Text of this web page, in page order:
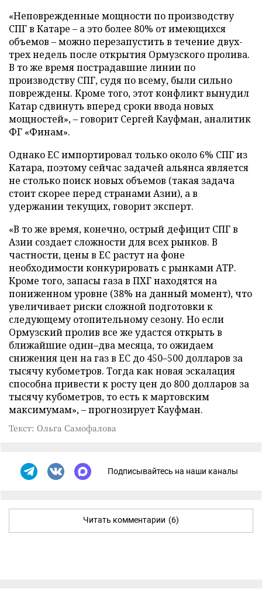
«Неповрежденные мощности по производству
СПГ в Катаре – а это более 80% от имеющихся
объемов – можно перезапустить в течение двух-
трех недель после открытия Ормузского пролива.
В то же время пострадавшие линии по
производству СПГ, судя по всему, были сильно
повреждены. Кроме того, этот конфликт вынудил
Катар сдвинуть вперед сроки ввода новых
мощностей», – говорит Сергей Кауфман, аналитик
ФГ «Финам».
Однако ЕС импортировал только около 6% СПГ из
Катара, поэтому сейчас задачей альянса является
не столько поиск новых объемов (такая задача
стоит скорее перед странами Азии), а в
удержании текущих, говорит эксперт.
«В то же время, конечно, острый дефицит СПГ в
Азии создает сложности для всех рынков. В
частности, цены в ЕС растут на фоне
необходимости конкурировать с рынками АТР.
Кроме того, запасы газа в ПХГ находятся на
пониженном уровне (38% на данный момент), что
увеличивает риски сложной подготовки к
следующему отопительному сезону. Но если
Ормузский пролив все же удастся открыть в
ближайшие один–два месяца, то ожидаем
снижения цен на газ в ЕС до 450–500 долларов за
тысячу кубометров. Тогда как новая эскалация
способна привести к росту цен до 800 долларов за
тысячу кубометров, то есть к мартовским
максимумам», – прогнозирует Кауфман.
Текст: Ольга Самофалова
Подписывайтесь на наши каналы
Читать комментарии (6)